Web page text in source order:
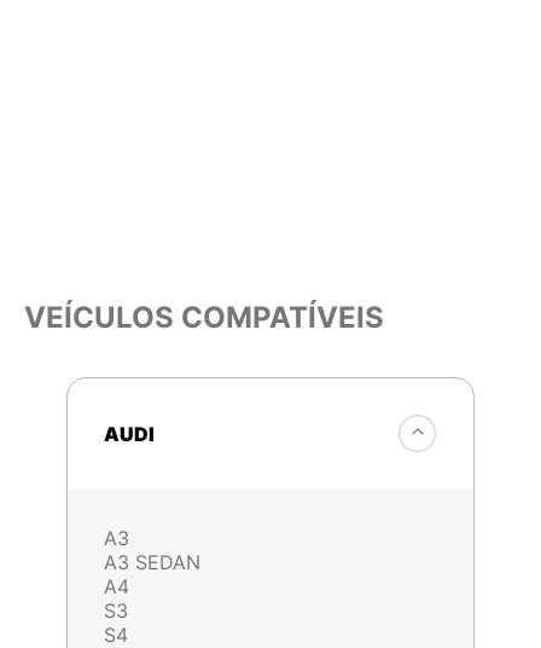
VEÍCULOS COMPATÍVEIS
AUDI
A3
A3 SEDAN
A4
S3
S4